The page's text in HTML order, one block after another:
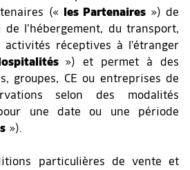
(« les Partenaires») de
de l’hébergement, du transport,
activités réceptives à l'étranger
») et permet à des
groupes, CE ou entreprises de
selon des modalités
une date ou une période
»).
particulières de vente et